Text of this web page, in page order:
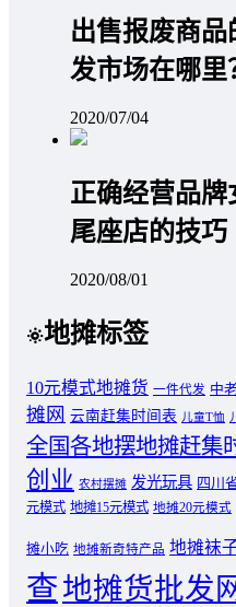
出售报废商品
发市场在哪里
2020/07/04
正确经营品牌
尾座店的技巧
2020/08/01
地摊标签
10元模式地摊货 一件代发 中
摊网 云南赶集时间表 儿童T恤
全国各地摆地摊赶集
创业 农村摆摊 发光玩具 四川
元模式 地摊15元模式 地摊20元模式
摊小吃 地摊新奇特产品 地摊袜
查地摊货批发